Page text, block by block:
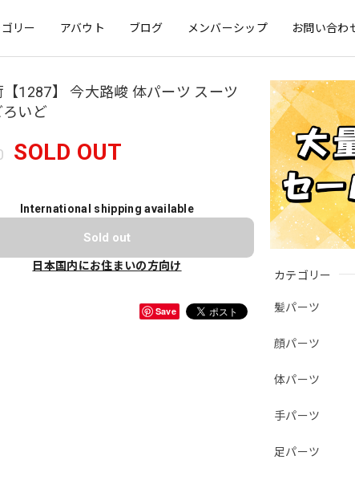
リー アバウト ブログ メンバーシップ お問い合わ
カテゴリー
髪パーツ
顔パーツ
体パーツ
手パーツ
足パーツ
【1287】 今大路峻 体パーツ スーツ
いど
SOLD OUT
International shipping available
Sold out
日本国内にお住まいの方向け
Save